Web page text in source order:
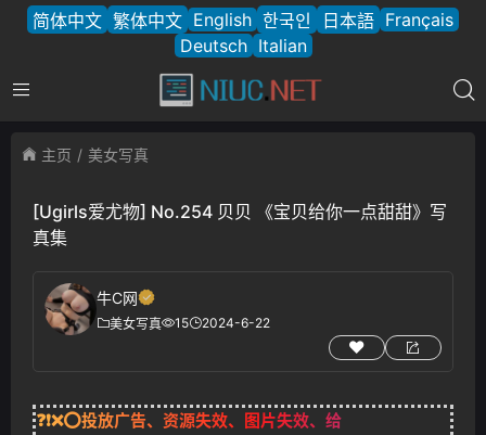
简体中文 繁体中文 English 한국인 日本語 Français
Deutsch Italian
主页 美女写真
[Ugirls爱尤物] No.254 贝贝 《宝贝给你一点甜甜》写
真集
牛C网
美女写真 15 2024-6-22
❓❗❌⭕投放广告、资源失效、图片失效、给